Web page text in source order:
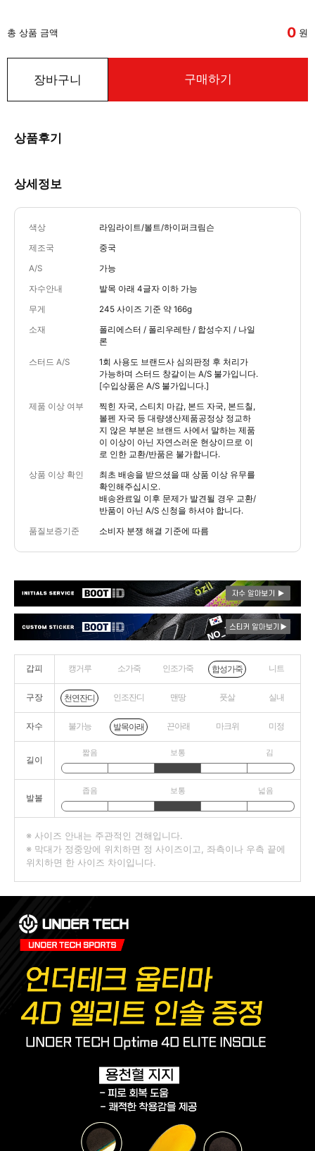
총 상품 금액 0 원
장바구니 구매하기
상품후기
상세정보
색상 라임라이트/볼트/하이퍼크림슨
제조국 중국
A/S 가능
자수안내 발목 아래 4글자 이하 가능
무게 245 사이즈 기준 약 166g
소재
폴리에스터 / 폴리우레탄 / 합성수지 / 나일
론
스터드 A/S
1회 사용도 브랜드사 심의판정 후 처리가
가능하며 스터드 창갈이는 A/S 불가입니다.
[수입상품은 A/S 불가입니다.]
제품 이상 여부
찍힌 자국, 스티치 마감, 본드 자국, 본드칠,
볼펜 자국 등 대량생산제품공정상 정교하
지 않은 부분은 브랜드 사에서 말하는 제품
이 이상이 아닌 자연스러운 현상이므로 이
로 인한 교환/반품은 불가합니다.
상품 이상 확인
최초 배송을 받으셨을 때 상품 이상 유무를
확인해주십시오.
배송완료일 이후 문제가 발견될 경우 교환/
반품이 아닌 A/S 신청을 하셔야 합니다.
품질보증기준 소비자 분쟁 해결 기준에 따름
갑피 캥거루 소가죽 인조가죽 합성가죽 니트
구장 천연잔디 인조잔디 맨땅 풋살 실내
자수 불가능 발목아래 끈아래 마크위 미정
길이
짧음 보통 김
발볼
좁음 보통 넓음
※ 사이즈 안내는 주관적인 견해입니다.
※ 막대가 정중앙에 위치하면 정 사이즈이고, 좌측이나 우측 끝에
위치하면 한 사이즈 차이입니다.